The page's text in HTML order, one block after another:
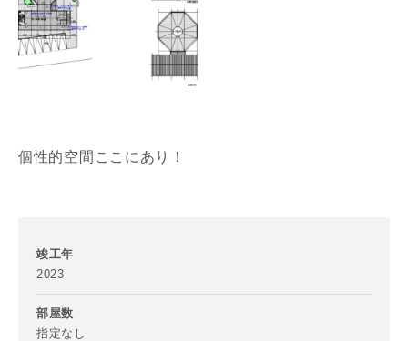
個性的空間ここにあり！
竣工年
2023
部屋数
指定なし